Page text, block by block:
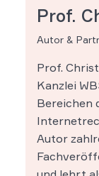
Prof.
Autor &
Prof.
Kanzlei
Bereichen
Autor